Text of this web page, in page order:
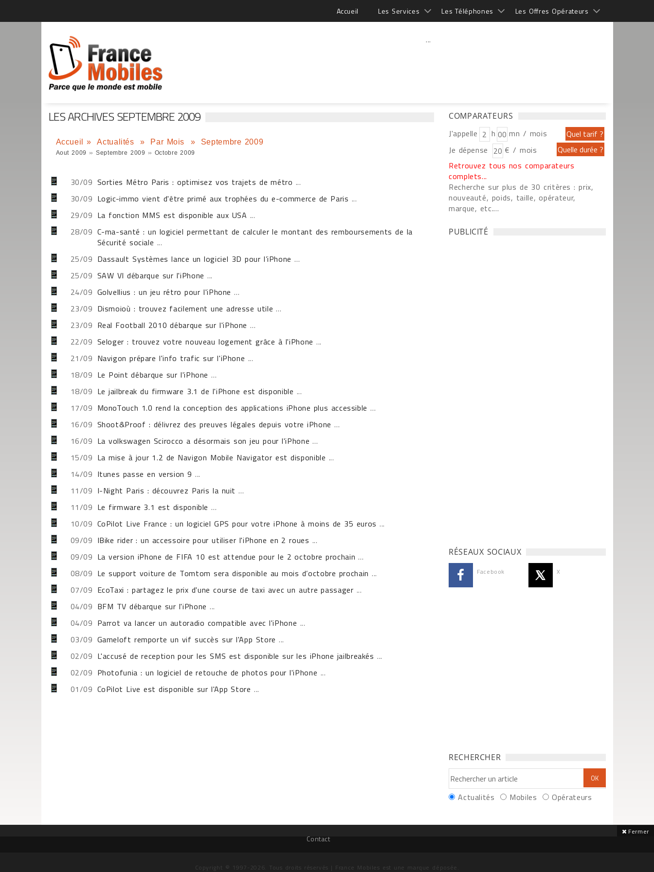
Accueil Les Services Les Téléphones Les Offres Opérateurs
...
LES ARCHIVES SEPTEMBRE 2009
Accueil » Actualités » Par Mois » Septembre 2009
Aout 2009 » Septembre 2009 » Octobre 2009
30/09 Sorties Métro Paris : optimisez vos trajets de métro ...
30/09 Logic-immo vient d'être primé aux trophées du e-commerce de Paris ...
29/09 La fonction MMS est disponible aux USA ...
28/09 C-ma-santé : un logiciel permettant de calculer le montant des remboursements de la
Sécurité sociale ...
25/09 Dassault Systèmes lance un logiciel 3D pour l’iPhone ...
25/09 SAW VI débarque sur l'iPhone ...
24/09 Golvellius : un jeu rétro pour l'iPhone ...
23/09 Dismoioù : trouvez facilement une adresse utile ...
23/09 Real Football 2010 débarque sur l'iPhone ...
22/09 Seloger : trouvez votre nouveau logement grâce à l'iPhone ...
21/09 Navigon prépare l'info trafic sur l'iPhone ...
18/09 Le Point débarque sur l'iPhone ...
18/09 Le jailbreak du firmware 3.1 de l'iPhone est disponible ...
17/09 MonoTouch 1.0 rend la conception des applications iPhone plus accessible ...
16/09 Shoot&Proof : délivrez des preuves légales depuis votre iPhone ...
16/09 La volkswagen Scirocco a désormais son jeu pour l'iPhone ...
15/09 La mise à jour 1.2 de Navigon Mobile Navigator est disponible ...
14/09 Itunes passe en version 9 ...
11/09 I-Night Paris : découvrez Paris la nuit ...
11/09 Le firmware 3.1 est disponible ...
10/09 CoPilot Live France : un logiciel GPS pour votre iPhone à moins de 35 euros ...
09/09 IBike rider : un accessoire pour utiliser l'iPhone en 2 roues ...
09/09 La version iPhone de FIFA 10 est attendue pour le 2 octobre prochain ...
08/09 Le support voiture de Tomtom sera disponible au mois d’octobre prochain ...
07/09 EcoTaxi : partagez le prix d'une course de taxi avec un autre passager ...
04/09 BFM TV débarque sur l'iPhone ...
04/09 Parrot va lancer un autoradio compatible avec l'iPhone ...
03/09 Gameloft remporte un vif succès sur l'App Store ...
02/09 L'accusé de reception pour les SMS est disponible sur les iPhone jailbreakés ...
02/09 Photofunia : un logiciel de retouche de photos pour l'iPhone ...
01/09 CoPilot Live est disponible sur l'App Store ...
COMPARATEURS
J'appelle h
mn / mois
Je dépense
€ / mois
Retrouvez tous nos comparateurs
complets...
Recherche sur plus de 30 critères : prix,
nouveauté, poids, taille, opérateur,
marque, etc....
PUBLICITÉ
RÉSEAUX SOCIAUX
Facebook X
RECHERCHER
Actualités Mobiles Opérateurs
Contact
Copyright © 1997-2026. Tous droits réservés | France Mobiles est une marque déposée.
Fermer